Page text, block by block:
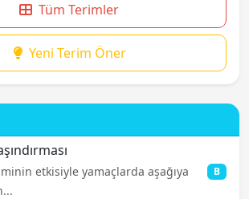
Tüm Terimler
Yeni Terim Öner
etkisiyle yamaçlarda aşağıya
B